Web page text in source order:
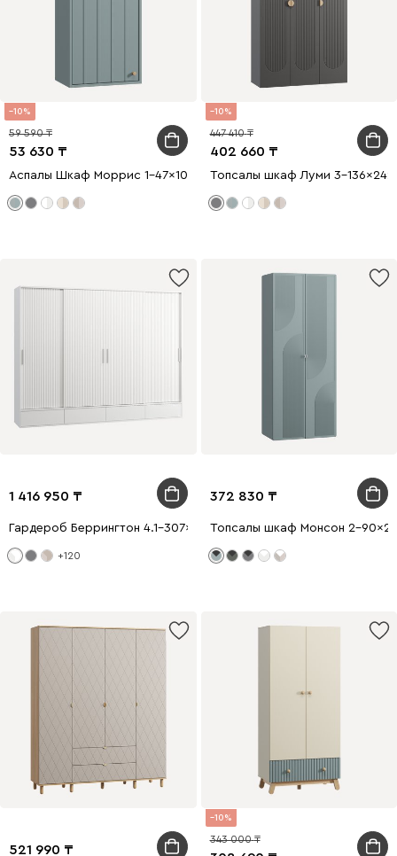
10
53 630
59 590
Аспалы Шкаф Моррис 1-47x100 Серо-зеленый
10
402 660
447 410
Топсалы шкаф Луми 3-136x242
1 416 950
Гардероб Беррингтон 4.1-307x240 Белый
+120
372 830
Топсалы шкаф Монсон 2-
521 990
10
343 000